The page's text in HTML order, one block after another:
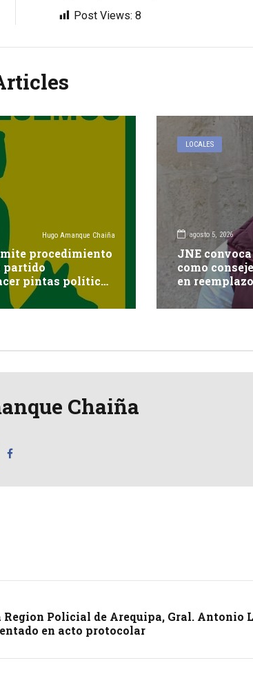
Post Views: 8
Hugo Amanque Chaiña
procedimiento
partido
pintas políticas
LOCALES
agosto 5, 2026
JNE
como
en
Chaiña
Region Policial de Arequipa, Gral. Antonio
en acto protocolar